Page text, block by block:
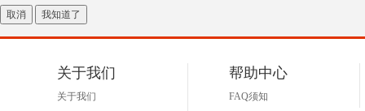
取消 我知道了
关于我们
关于我们
帮助中心
FAQ须知